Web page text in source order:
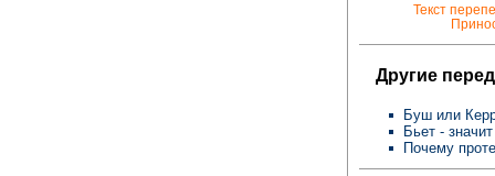
Текст
Другие
Буш или
Бьет -
Почему